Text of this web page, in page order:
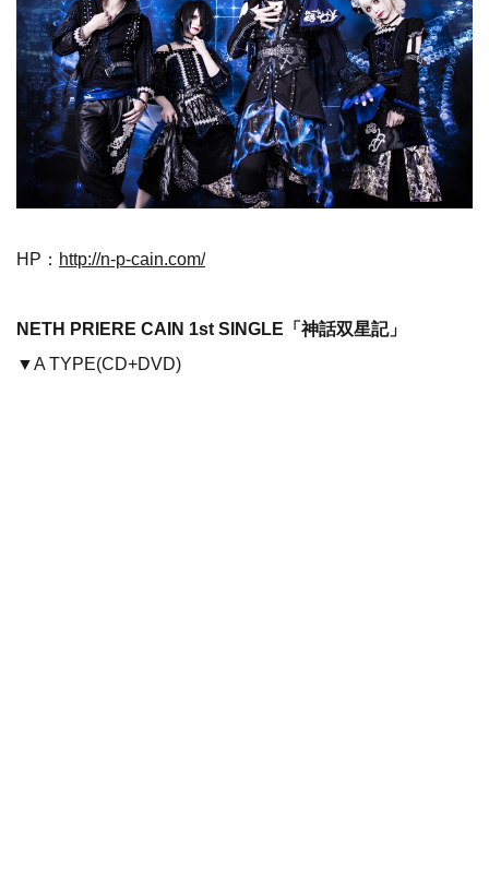
HP： http://n-p-cain.com/
NETH PRIERE CAIN 1st SINGLE「神話双星記」
▼A TYPE(CD+DVD)